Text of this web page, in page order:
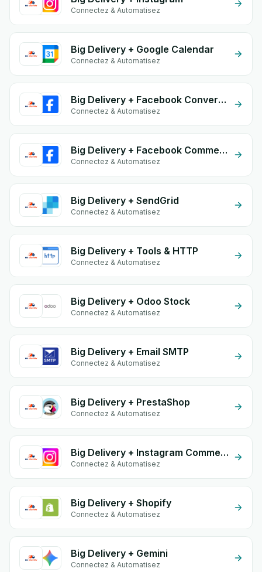
Connectez & Automatisez
Big Delivery + Google Calendar
Connectez & Automatisez
Big Delivery + Facebook Conversion API (CAPI)
Connectez & Automatisez
Big Delivery + Facebook Commerce
Connectez & Automatisez
Big Delivery + SendGrid
Connectez & Automatisez
Big Delivery + Tools & HTTP
Connectez & Automatisez
Big Delivery + Odoo Stock
Connectez & Automatisez
Big Delivery + Email SMTP
Connectez & Automatisez
Big Delivery + PrestaShop
Connectez & Automatisez
Big Delivery + Instagram Comment
Connectez & Automatisez
Big Delivery + Shopify
Connectez & Automatisez
Big Delivery + Gemini
Connectez & Automatisez